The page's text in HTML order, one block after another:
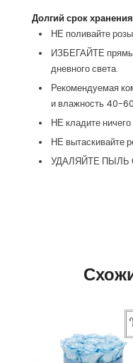
Долгий срок
НЕ поливайте
ИЗБЕГАЙТЕ
дневного света.
Рекомендуемая
и влажность 40-
НЕ кладите
НЕ вытаскивайте
УДАЛЯЙТЕ ПЫЛЬ